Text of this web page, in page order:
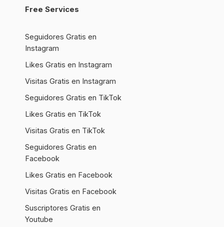
Free Services
Seguidores Gratis en
Instagram
Likes Gratis en Instagram
Visitas Gratis en Instagram
Seguidores Gratis en TikTok
Likes Gratis en TikTok
Visitas Gratis en TikTok
Seguidores Gratis en
Facebook
Likes Gratis en Facebook
Visitas Gratis en Facebook
Suscriptores Gratis en
Youtube